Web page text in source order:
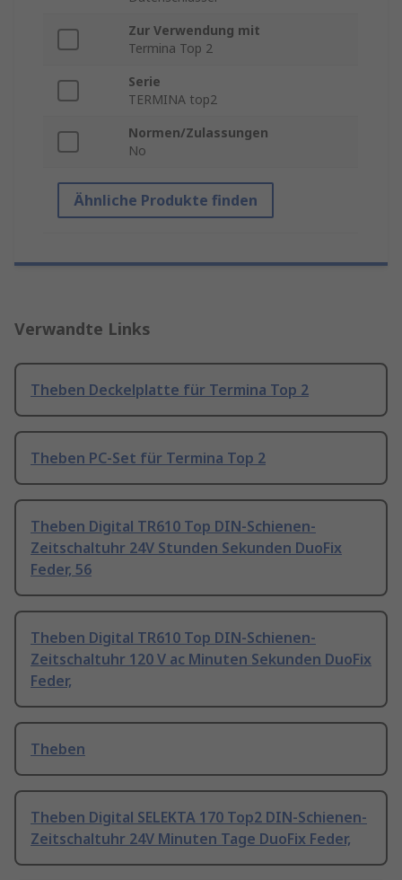
Zur Verwendung mit
Termina Top 2
Serie
TERMINA top2
Normen/Zulassungen
No
Ähnliche Produkte finden
Verwandte Links
Theben Deckelplatte für Termina Top 2
Theben PC-Set für Termina Top 2
Theben Digital TR610 Top DIN-Schienen-
Zeitschaltuhr 24V Stunden Sekunden DuoFix
Feder, 56
Theben Digital TR610 Top DIN-Schienen-
Zeitschaltuhr 120 V ac Minuten Sekunden DuoFix
Feder,
Theben
Theben Digital SELEKTA 170 Top2 DIN-Schienen-
Zeitschaltuhr 24V Minuten Tage DuoFix Feder,